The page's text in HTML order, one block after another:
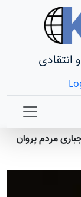
انتقادی
مردم پروان